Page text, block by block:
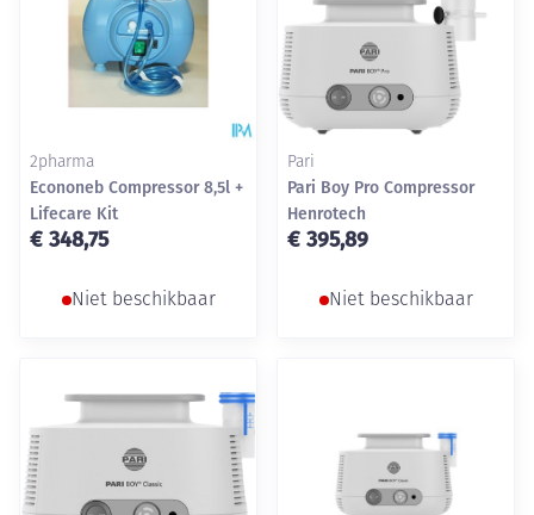
2pharma
Econoneb Compressor 8,5l +
Lifecare Kit
€ 348,75
Niet beschikbaar
Pari
Pari Boy Pro Compressor
Henrotech
€ 395,89
Niet beschikbaar